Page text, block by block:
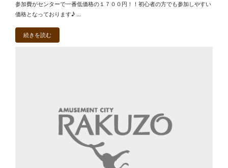
参加費がセンターで一番低価格の１７００円！！初心者の方でも参加しやすい
価格となっております♪ ...
続きを読む